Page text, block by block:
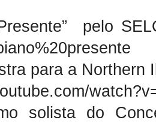
pelo
para a Northern
solista do